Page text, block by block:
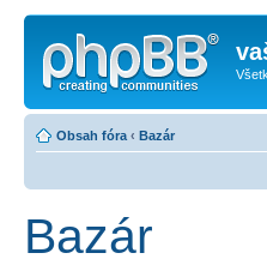
Obsah fóra ‹ Bazár
Bazár